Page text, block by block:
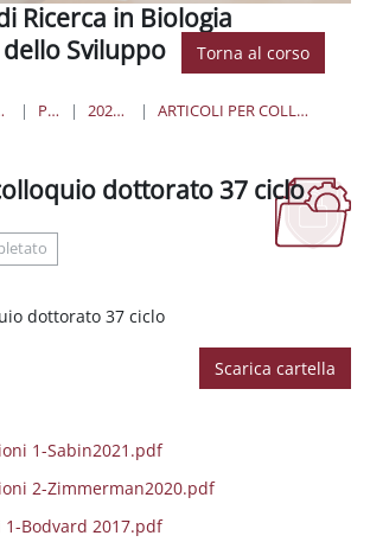
Ricerca in Biologia
Sviluppo
Torna al corso
PHD_BCS 2021 37° CICLO ARTICOLI PER COLLOQUIO DOTTORATO 37 CICLO
dottorato 37 ciclo
dottorato 37 ciclo
Scarica cartella
1-Sabin2021.pdf
2-Zimmerman2020.pdf
1-Bodvard 2017.pdf